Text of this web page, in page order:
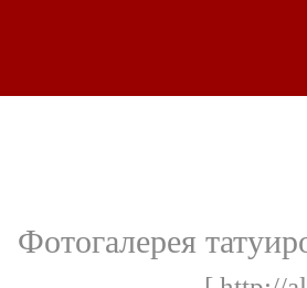
Фотогалерея